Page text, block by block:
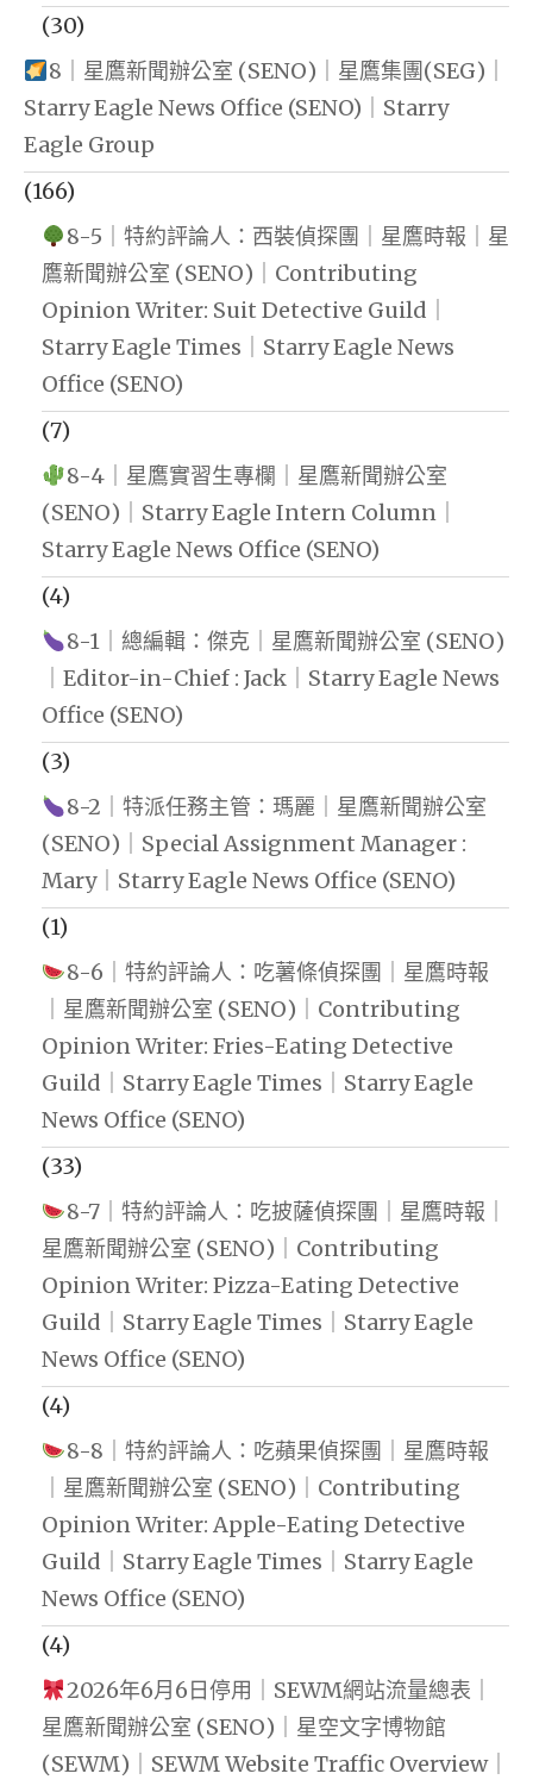
(30)
8｜星鷹新聞辦公室 (SENO)｜星鷹集團(SEG)｜
Starry Eagle News Office (SENO)｜Starry
Eagle Group
(166)
8-5｜特約評論人：西裝偵探團｜星鷹時報｜星
鷹新聞辦公室 (SENO)｜Contributing
Opinion Writer: Suit Detective Guild｜
Starry Eagle Times｜Starry Eagle News
Office (SENO)
(7)
8-4｜星鷹實習生專欄｜星鷹新聞辦公室
(SENO)｜Starry Eagle Intern Column｜
Starry Eagle News Office (SENO)
(4)
8-1｜總編輯：傑克｜星鷹新聞辦公室 (SENO)
｜Editor-in-Chief : Jack｜Starry Eagle News
Office (SENO)
(3)
8-2｜特派任務主管：瑪麗｜星鷹新聞辦公室
(SENO)｜Special Assignment Manager :
Mary｜Starry Eagle News Office (SENO)
(1)
8-6｜特約評論人：吃薯條偵探團｜星鷹時報
｜星鷹新聞辦公室 (SENO)｜Contributing
Opinion Writer: Fries-Eating Detective
Guild｜Starry Eagle Times｜Starry Eagle
News Office (SENO)
(33)
8-7｜特約評論人：吃披薩偵探團｜星鷹時報｜
星鷹新聞辦公室 (SENO)｜Contributing
Opinion Writer: Pizza-Eating Detective
Guild｜Starry Eagle Times｜Starry Eagle
News Office (SENO)
(4)
8-8｜特約評論人：吃蘋果偵探團｜星鷹時報
｜星鷹新聞辦公室 (SENO)｜Contributing
Opinion Writer: Apple-Eating Detective
Guild｜Starry Eagle Times｜Starry Eagle
News Office (SENO)
(4)
2026年6月6日停用｜SEWM網站流量總表｜
星鷹新聞辦公室 (SENO)｜星空文字博物館
(SEWM)｜SEWM Website Traffic Overview｜